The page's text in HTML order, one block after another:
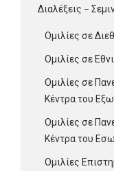
Διαλέξεις –
Ομιλίες σε
Ομιλίες σε
Ομιλίες σε
Κέντρα του
Ομιλίες σε
Κέντρα του
Ομιλίες